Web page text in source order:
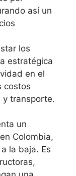
así un
los
estratégica
en el
costos
y transporte.
un
Colombia,
la baja. Es